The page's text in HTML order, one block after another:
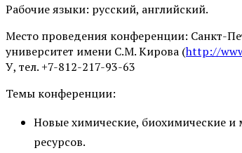
Рабочие языки: русский, английский.
Место проведения конференции: Санкт-
университет имени С.М. Кирова (http://
У, тел. +7-812-217-93-63
Темы конференции:
Новые химические, биохимические и
ресурсов.